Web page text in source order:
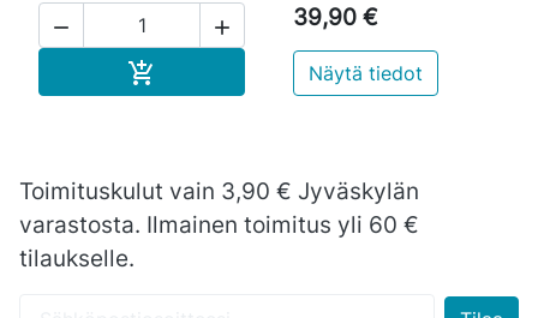
 

39,90 €
Näytä tiedot
Toimituskulut vain 3,90 € Jyväskylän
varastosta. Ilmainen toimitus yli 60 €
tilaukselle.